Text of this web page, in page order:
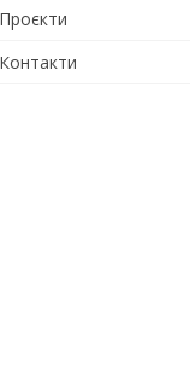
Проєкти
Контакти